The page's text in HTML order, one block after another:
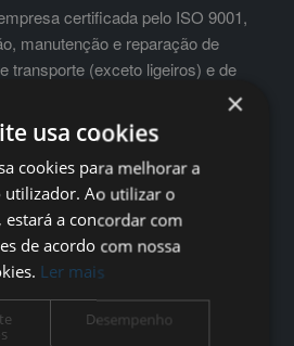
certificada pelo ISO 9001,
manutenção e reparação de
transporte (exceto ligeiros) e de
×
usa cookies
cookies para melhorar a
utilizador. Ao utilizar o
estará a concordar com
de acordo com nossa
Ler mais
Desempenho